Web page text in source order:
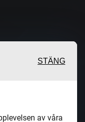
STÄNG
av våra